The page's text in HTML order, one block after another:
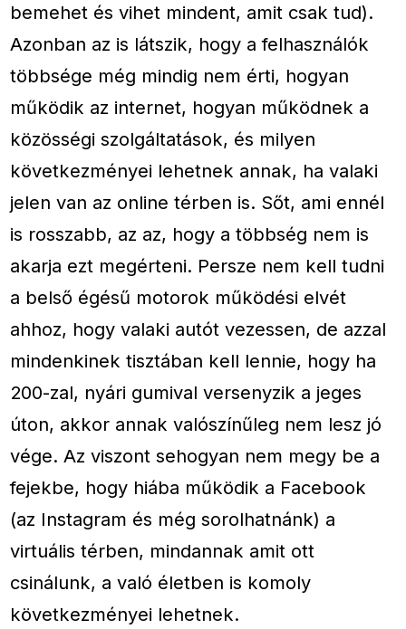
bemehet és vihet mindent, amit csak tud).
Azonban az is látszik, hogy a felhasználók
többsége még mindig nem érti, hogyan
működik az internet, hogyan működnek a
közösségi szolgáltatások, és milyen
következményei lehetnek annak, ha valaki
jelen van az online térben is. Sőt, ami ennél
is rosszabb, az az, hogy a többség nem is
akarja ezt megérteni. Persze nem kell tudni
a belső égésű motorok működési elvét
ahhoz, hogy valaki autót vezessen, de azzal
mindenkinek tisztában kell lennie, hogy ha
200-zal, nyári gumival versenyzik a jeges
úton, akkor annak valószínűleg nem lesz jó
vége. Az viszont sehogyan nem megy be a
fejekbe, hogy hiába működik a Facebook
(az Instagram és még sorolhatnánk) a
virtuális térben, mindannak amit ott
csinálunk, a való életben is komoly
következményei lehetnek.